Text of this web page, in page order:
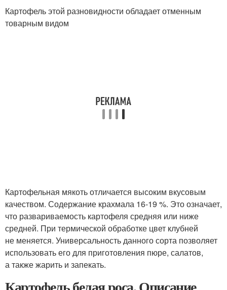
Картофель этой разновидности обладает отменным
товарным видом
Картофельная мякоть отличается высоким вкусовым
качеством. Содержание крахмала 16-19 %. Это означает,
что развариваемость картофеля средняя или ниже
средней. При термической обработке цвет клубней
не меняется. Универсальность данного сорта позволяет
использовать его для приготовления пюре, салатов,
а также жарить и запекать.